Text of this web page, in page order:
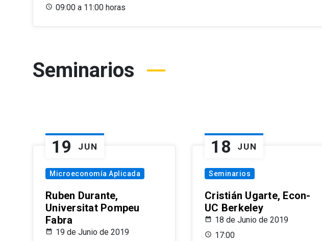
09:00 a 11:00 horas
Seminarios
19 JUN
Microeconomía Aplicada
Ruben Durante,
Universitat Pompeu
Fabra
19 de Junio de 2019
18 JUN
Seminarios
Cristián Ugarte, Econ-
UC Berkeley
18 de Junio de 2019
17:00